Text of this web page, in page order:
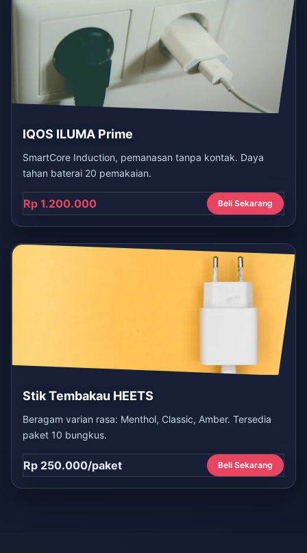
IQOS ILUMA Prime
SmartCore Induction, pemanasan tanpa kontak. Daya
tahan baterai 20 pemakaian.
Rp 1.200.000 Beli Sekarang
Stik Tembakau HEETS
Beragam varian rasa: Menthol, Classic, Amber. Tersedia
paket 10 bungkus.
Rp 250.000/paket Beli Sekarang